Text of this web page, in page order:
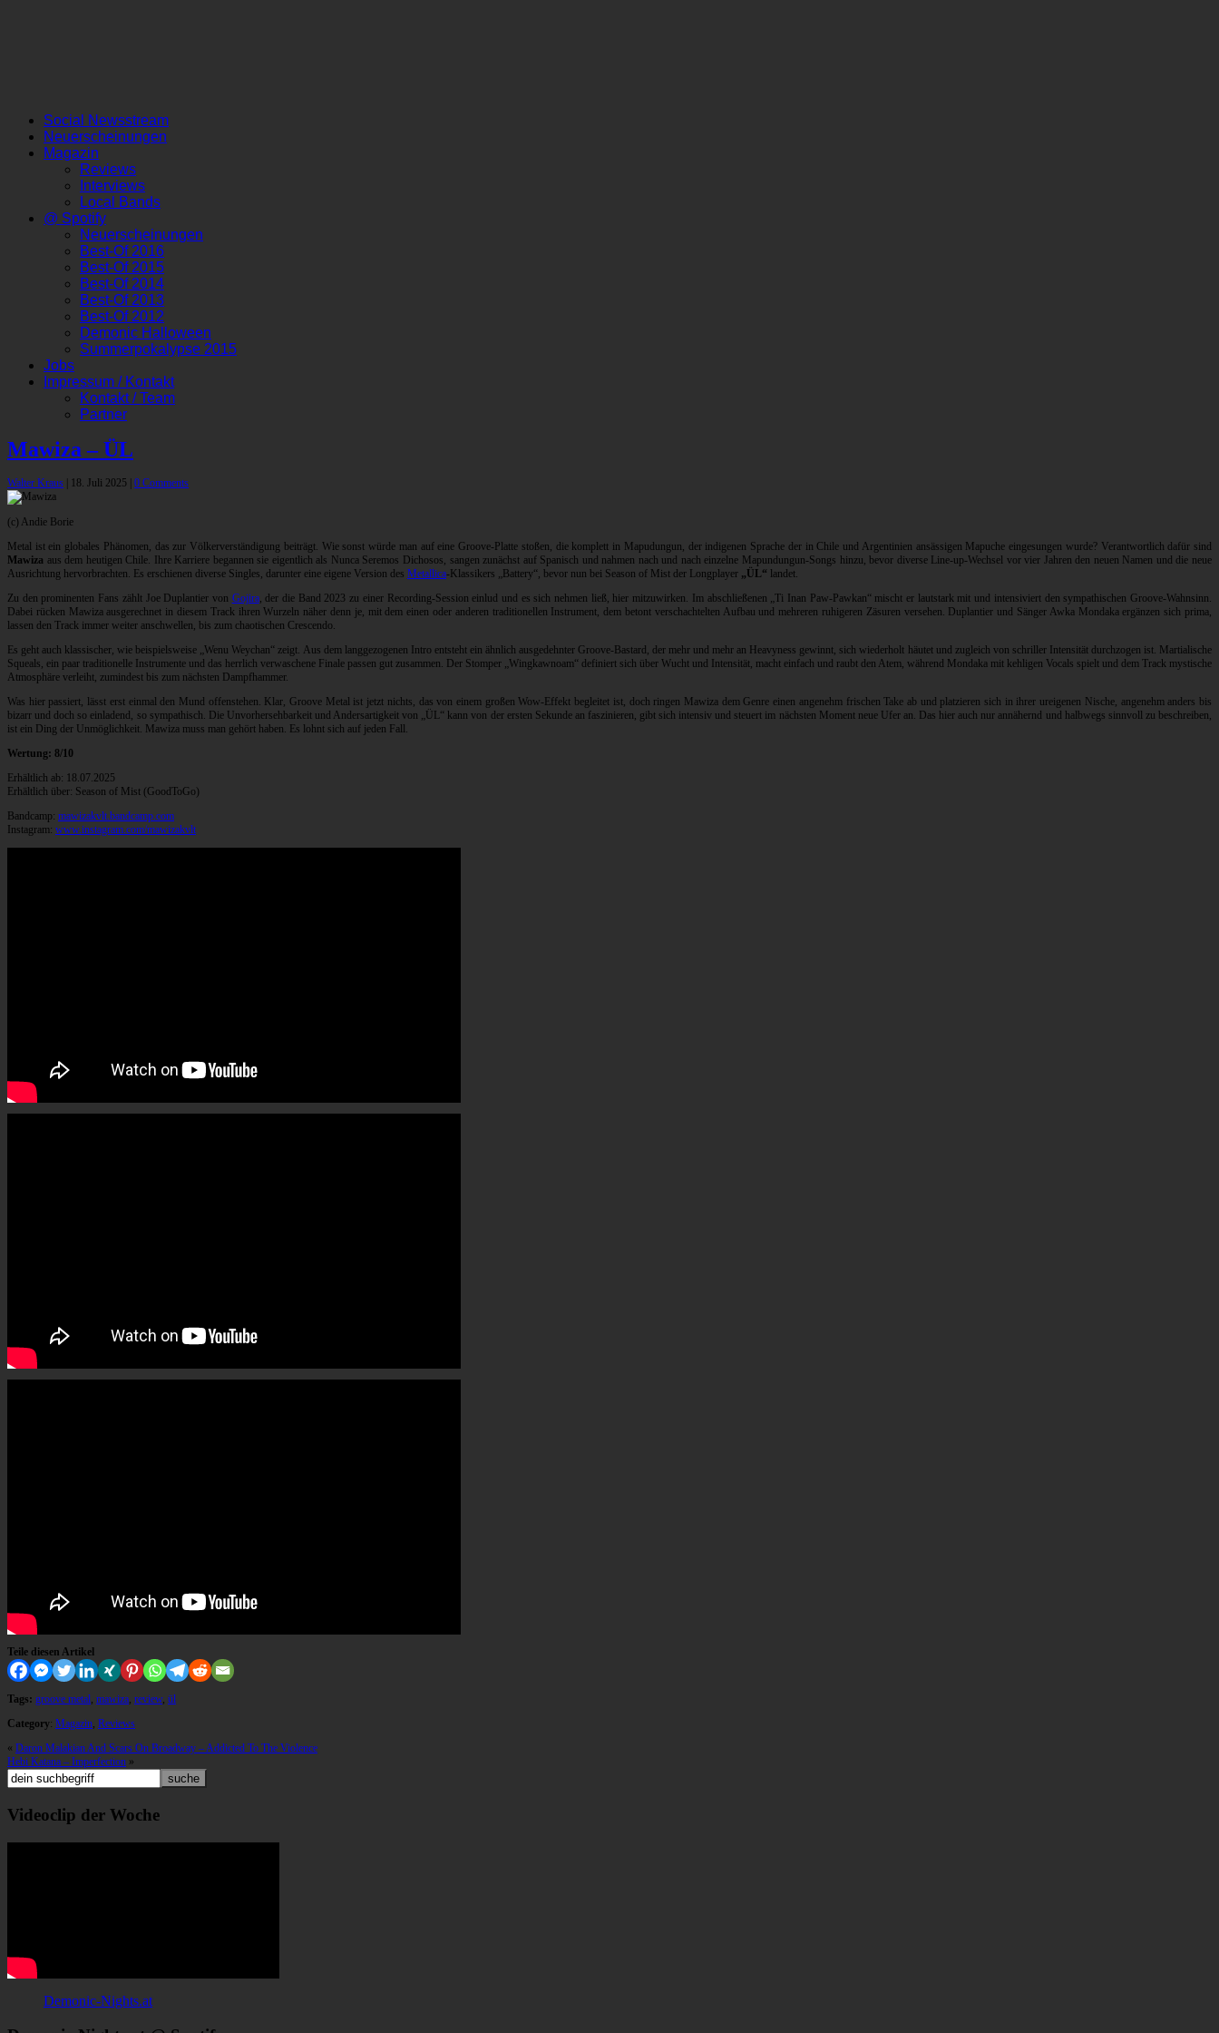
Social Newsstream
Neuerscheinungen
Magazin
Reviews
Interviews
Local Bands
@ Spotify
Neuerscheinungen
Best-Of 2016
Best-Of 2015
Best-Of 2014
Best-Of 2013
Best-Of 2012
Demonic Halloween
Summerpokalypse 2015
Jobs
Impressum / Kontakt
Kontakt / Team
Partner
Mawiza – ÜL
Walter Kraus 18. Juli 2025 0 Comments
(c) Andie Borie
Metal ist ein globales Phänomen, das zur Völkerverständigung beiträgt. Wie sonst würde man auf eine Groove-Platte stoßen, die komplett in Mapudungun, der indigenen Sprache der in Chile und Argentinien ansässigen Mapuche eingesungen wurde? Verantwortlich dafür sind
Mawiza aus dem heutigen Chile. Ihre Karriere begannen sie eigentlich als Nunca Seremos Dichosos, sangen zunächst auf Spanisch und nahmen nach und nach einzelne Mapundungun-Songs hinzu, bevor diverse Line-up-Wechsel vor vier Jahren den neuen Namen und die neue
Ausrichtung hervorbrachten. Es erschienen diverse Singles, darunter eine eigene Version des Metallica-Klassikers „Battery“, bevor nun bei Season of Mist der Longplayer „ÜL“ landet.
Zu den prominenten Fans zählt Joe Duplantier von Gojira, der die Band 2023 zu einer Recording-Session einlud und es sich nehmen ließ, hier mitzuwirken. Im abschließenen „Ti Inan Paw-Pawkan“ mischt er lautstark mit und intensiviert den sympathischen Groove-Wahnsinn.
Dabei rücken Mawiza ausgerechnet in diesem Track ihren Wurzeln näher denn je, mit dem einen oder anderen traditionellen Instrument, dem betont verschachtelten Aufbau und mehreren ruhigeren Zäsuren versehen. Duplantier und Sänger Awka Mondaka ergänzen sich prima,
lassen den Track immer weiter anschwellen, bis zum chaotischen Crescendo.
Es geht auch klassischer, wie beispielsweise „Wenu Weychan“ zeigt. Aus dem langgezogenen Intro entsteht ein ähnlich ausgedehnter Groove-Bastard, der mehr und mehr an Heavyness gewinnt, sich wiederholt häutet und zugleich von schriller Intensität durchzogen ist. Martialische
Squeals, ein paar traditionelle Instrumente und das herrlich verwaschene Finale passen gut zusammen. Der Stomper „Wingkawnoam“ definiert sich über Wucht und Intensität, macht einfach und raubt den Atem, während Mondaka mit kehligen Vocals spielt und dem Track mystische
Atmosphäre verleiht, zumindest bis zum nächsten Dampfhammer.
Was hier passiert, lässt erst einmal den Mund offenstehen. Klar, Groove Metal ist jetzt nichts, das von einem großen Wow-Effekt begleitet ist, doch ringen Mawiza dem Genre einen angenehm frischen Take ab und platzieren sich in ihrer ureigenen Nische, angenehm anders bis
bizarr und doch so einladend, so sympathisch. Die Unvorhersehbarkeit und Andersartigkeit von „ÜL“ kann von der ersten Sekunde an faszinieren, gibt sich intensiv und steuert im nächsten Moment neue Ufer an. Das hier auch nur annähernd und halbwegs sinnvoll zu beschreiben,
ist ein Ding der Unmöglichkeit. Mawiza muss man gehört haben. Es lohnt sich auf jeden Fall.
Wertung: 8/10
Erhältlich ab: 18.07.2025
Erhältlich über: Season of Mist (GoodToGo)
Bandcamp: mawizakvlt.bandcamp.com
Instagram: www.instagram.com/mawizakvlt
Teile diesen Artikel
Tags: groove metal, mawiza, review, ül
Category: Magazin, Reviews
« Daron Malakian And Scars On Broadway – Addicted To The Violence
Hebi Katana – Imperfection »
Videoclip der Woche
Demonic-Nights.at